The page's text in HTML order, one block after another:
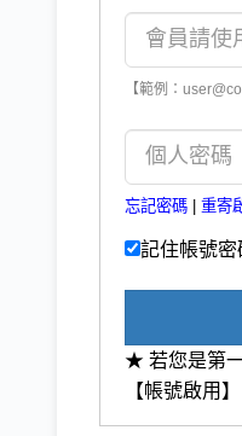
【範例：
忘記密碼 重寄
記住帳號密
★ 若您是第
【帳號啟用】